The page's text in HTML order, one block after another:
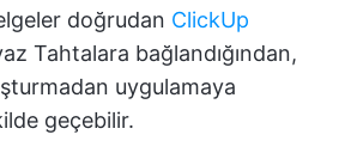
doğrudan ClickUp
Tahtalara bağlandığından,
uygulamaya
geçebilir.